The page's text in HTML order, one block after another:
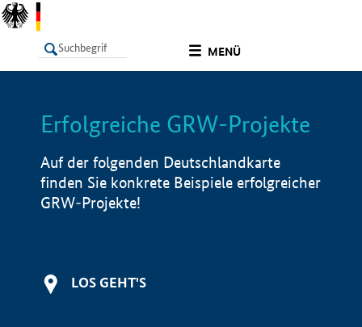
MENÜ
LISTE Info
Erfolgreiche GRW-Projekte
Auf der folgenden Deutschlandkarte
finden Sie konkrete Beispiele erfolgreicher
GRW-Projekte!
LOS GEHT'S